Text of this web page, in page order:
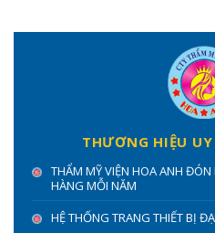
THƯƠNG HIỆU
THẨM MỸ VIỆN HOA ANH
HÀNG MỖI NĂM
HỆ THỐNG TRANG THIẾT BỊ